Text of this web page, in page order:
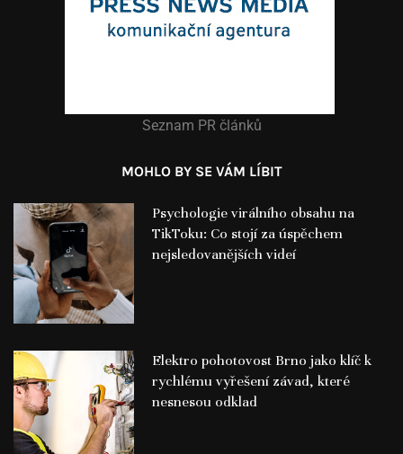
Seznam PR článků
MOHLO BY SE VÁM LÍBIT
Psychologie virálního obsahu na
TikToku: Co stojí za úspěchem
nejsledovanějších videí
Elektro pohotovost Brno jako klíč k
rychlému vyřešení závad, které
nesnesou odklad